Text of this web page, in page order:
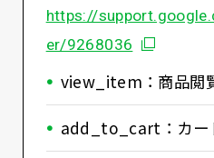
https://
er/9268036 別ウィンド
view_item：商品閲
add_to_cart：カー